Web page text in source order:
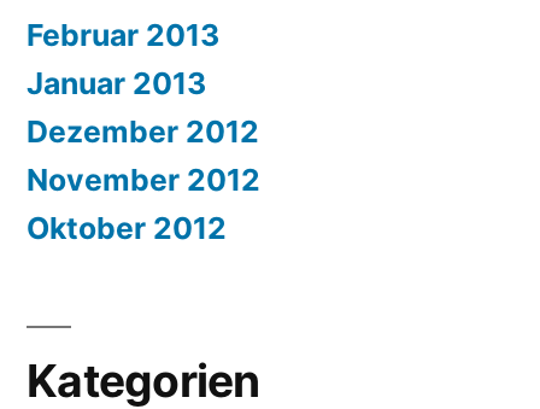
Februar 2013
Januar 2013
Dezember 2012
November 2012
Oktober 2012
Kategorien